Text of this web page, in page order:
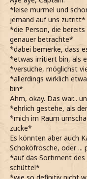
*leise murmel und
jemand auf uns zutritt*
*die Person, die
genauer betrachte*
*dabei bemerke, dass
*etwas irritiert bin, als
*versuche, möglichst
*allerdings wirklich
bin*
Ähm, okay. Das war...
*ehrlich gestehe, als
*mich im Raum
zucke*
Es könnten aber auch
Schokofrösche, oder ...
*auf das Sortiment
schüttel*